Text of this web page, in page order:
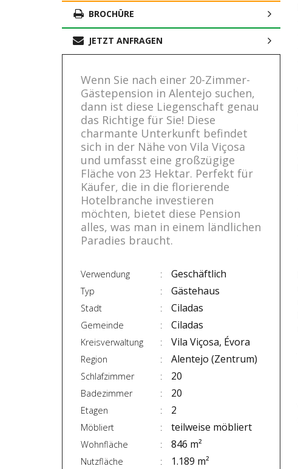
BROCHÜRE
JETZT ANFRAGEN
Wenn Sie nach einer 20-Zimmer-
Gästepension in Alentejo suchen,
dann ist diese Liegenschaft genau
das Richtige für Sie! Diese
charmante Unterkunft befindet
sich in der Nähe von Vila Viçosa
und umfasst eine großzügige
Fläche von 23 Hektar. Perfekt für
Käufer, die in die florierende
Hotelbranche investieren
möchten, bietet diese Pension
alles, was man in einem ländlichen
Paradies braucht.
Verwendung Geschäftlich
Typ Gästehaus
Stadt Ciladas
Gemeinde Ciladas
Kreisverwaltung Vila Viçosa, Évora
Region Alentejo (Zentrum)
Schlafzimmer 20
Badezimmer 20
Etagen 2
Möbliert teilweise möbliert
Wohnfläche 846 m²
Nutzfläche 1.189 m²